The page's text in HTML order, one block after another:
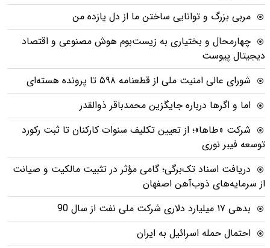
مربی بزرگ و توانایی ساختن ما از دل یازده من
چهارمحال و بختیاری به زیست‌بوم هوش مصنوعی و اقتصاد
دیجیتال پیوست
شورای عالی امنیت ملی از قطعنامه ۵۹۸ تا پرونده هسته‌ای
اما و اگرها درباره جایگزین محمدباقر ذوالقدر
شرکت «طاها»؛ از تعیین تکلیف سنوات کارکنان تا ثبت رکورد
توسعه فیبر نوری
دریافت اسناد تک‌برگی؛ گامی مؤثر در تثبیت مالکیت و صیانت
از سرمایه‌های ذوب‌آهن اصفهان
بدهی ١٧ میلیارد دلاری شرکت ملی نفت از سال 90
احتمال حمله اسرائیل به ایران